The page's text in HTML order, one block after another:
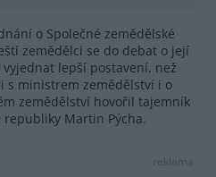
o Společné zemědělské
zemědělci se do debat o její
lepší postavení, než
s ministrem zemědělství i o
zemědělství hovořil tajemník
republiky Martin Pýcha.
reklama